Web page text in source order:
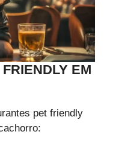
EM
pet friendly